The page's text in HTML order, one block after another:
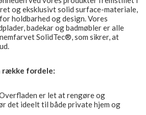
og eksklusivt solid surface-materiale,
holdbarhed og design. Vores
badekar og badmøbler er alle
SolidTec®, som sikrer, at
række fordele:
er let at rengøre og
det ideelt til både private hjem og